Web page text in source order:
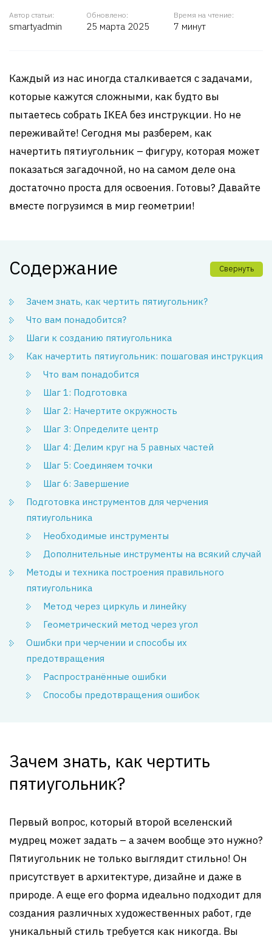
Автор статьи:
smartyadmin
Обновлено:
25 марта 2025
Время на чтение:
7 минут
Каждый из нас иногда сталкивается с задачами,
которые кажутся сложными, как будто вы
пытаетесь собрать IKEA без инструкции. Но не
переживайте! Сегодня мы разберем, как
начертить пятиугольник – фигуру, которая может
показаться загадочной, но на самом деле она
достаточно проста для освоения. Готовы? Давайте
вместе погрузимся в мир геометрии!
Содержание Свернуть
Зачем знать, как чертить пятиугольник?
Что вам понадобится?
Шаги к созданию пятиугольника
Как начертить пятиугольник: пошаговая инструкция
Что вам понадобится
Шаг 1: Подготовка
Шаг 2: Начертите окружность
Шаг 3: Определите центр
Шаг 4: Делим круг на 5 равных частей
Шаг 5: Соединяем точки
Шаг 6: Завершение
Подготовка инструментов для черчения
пятиугольника
Необходимые инструменты
Дополнительные инструменты на всякий случай
Методы и техника построения правильного
пятиугольника
Метод через циркуль и линейку
Геометрический метод через угол
Ошибки при черчении и способы их
предотвращения
Распространённые ошибки
Способы предотвращения ошибок
Зачем знать, как чертить
пятиугольник?
Первый вопрос, который второй вселенский
мудрец может задать – а зачем вообще это нужно?
Пятиугольник не только выглядит стильно! Он
присутствует в архитектуре, дизайне и даже в
природе. А еще его форма идеально подходит для
создания различных художественных работ, где
уникальный стиль требуется как никогда. Вы